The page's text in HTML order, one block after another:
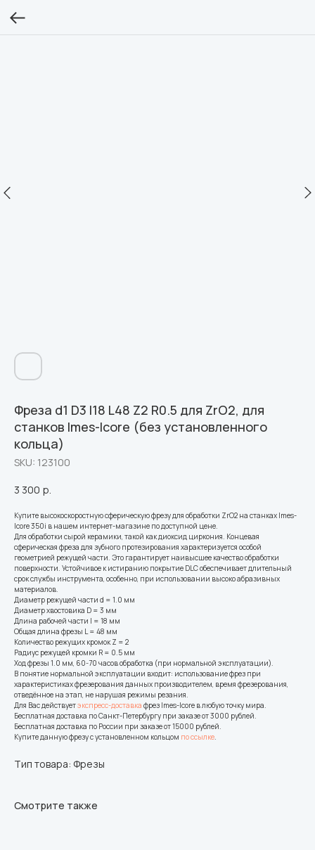
Фреза d1 D3 l18 L48 Z2 R0.5 для ZrO2, для
станков Imes-Icore (без установленного
кольца)
SKU: 123100
3 300 р.
Купите высокоскоростную сферическую фрезу для обработки ZrO2 на станках Imes-
Icore 350i в нашем интернет-магазине по доступной цене.
Для обработки сырой керамики, такой как диоксид циркония. Концевая
сферическая фреза для зубного протезирования характеризуется особой
геометрией режущей части. Это гарантирует наивысшее качество обработки
поверхности. Устойчивое к истиранию покрытие DLC обеспечивает длительный
срок службы инструмента, особенно, при использовании высоко абразивных
материалов.
Диаметр режущей части d = 1.0 мм
Диаметр хвостовика D = 3 мм
Длина рабочей части l = 18 мм
Общая длина фрезы L = 48 мм
Количество режущих кромок Z = 2
Радиус режущей кромки R = 0.5 мм
Ход фрезы 1.0 мм, 60-70 часов обработка (при нормальной эксплуатации).
В понятие нормальной эксплуатации входит: использование фрез при
характеристиках фрезерования данных производителем, время фрезерования,
отведённое на этап, не нарушая режимы резания.
Для Вас действуетэкспресс-доставка фрез Imes-Icore в любую точку мира.
Бесплатная доставка по Санкт-Петербургу при заказе от 3000 рублей.
Бесплатная доставка по России при заказе от 15000 рублей.
Купите данную фрезу с установленном кольцом по ссылке.
Тип товара: Фрезы
Смотрите также